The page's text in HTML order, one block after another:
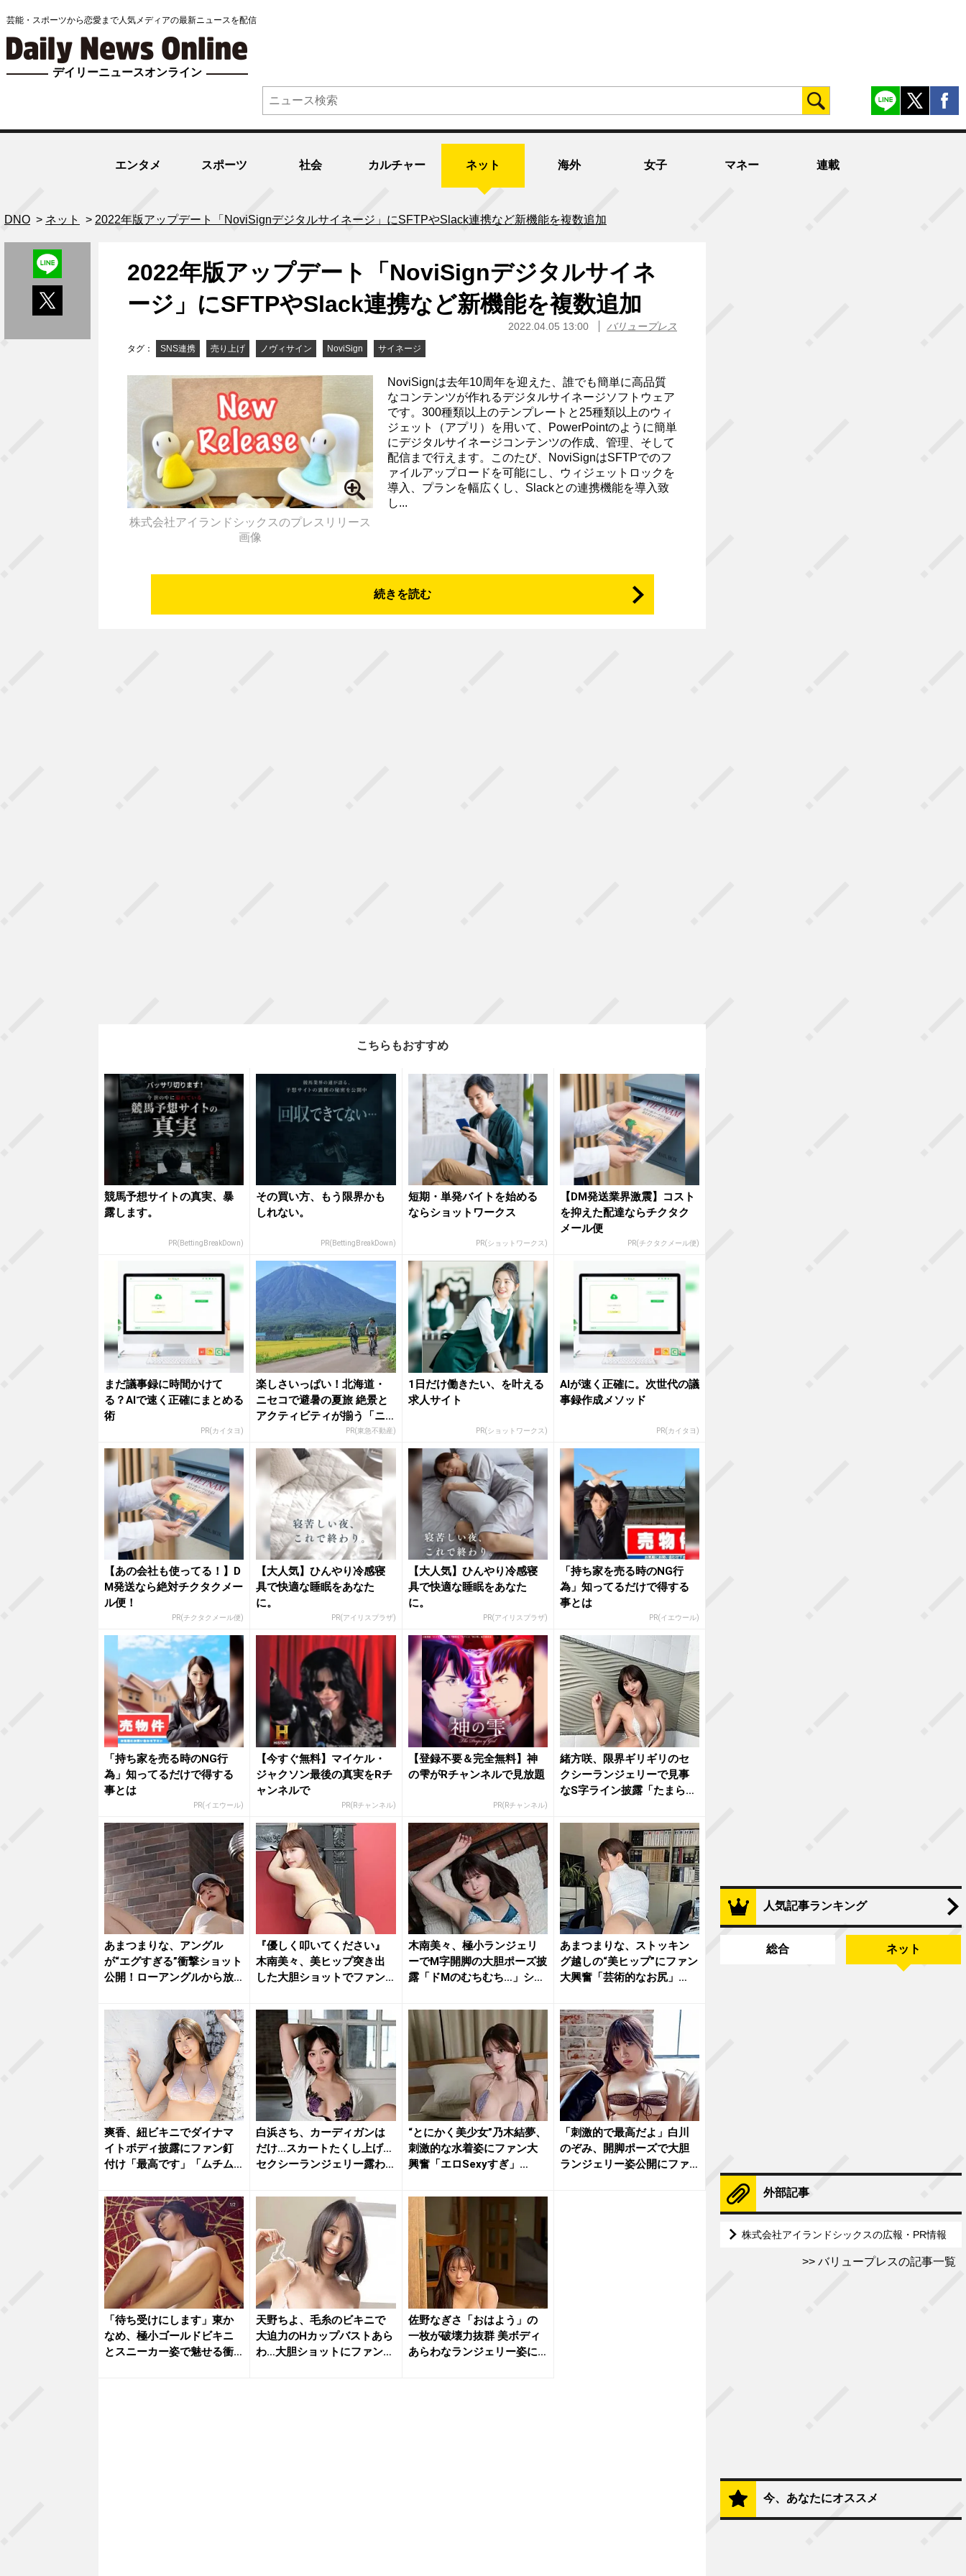
芸能・スポーツから恋愛まで人気メディアの最新ニュースを配信
デイリーニュースオンライン
エンタメ スポーツ 社会 カルチャー ネット 海外 女子 マネー 連載
DNO > ネット > 2022年版アップデート「NoviSignデジタルサイネージ」にSFTPやSlack連携など新機能を複数追加
2022年版アップデート「NoviSignデジタルサイネ
ージ」にSFTPやSlack連携など新機能を複数追加
2022.04.05 13:00 バリュープレス
タグ： SNS連携 売り上げ ノヴィサイン NoviSign サイネージ
株式会社アイランドシックスのプレスリリース
画像
NoviSignは去年10周年を迎えた、誰でも簡単に高品質
なコンテンツが作れるデジタルサイネージソフトウェア
です。300種類以上のテンプレートと25種類以上のウィ
ジェット（アプリ）を用いて、PowerPointのように簡単
にデジタルサイネージコンテンツの作成、管理、そして
配信まで行えます。このたび、NoviSignはSFTPでのフ
ァイルアップロードを可能にし、ウィジェットロックを
導入、プランを幅広くし、Slackとの連携機能を導入致
し...
続きを読む
こちらもおすすめ
競馬予想サイトの真実、暴
露します。
PR(BettingBreakDown)
その買い方、もう限界かも
しれない。
PR(BettingBreakDown)
短期・単発バイトを始める
ならショットワークス
PR(ショットワークス)
【DM発送業界激震】コスト
を抑えた配達ならチクタク
メール便
PR(チクタクメール便)
まだ議事録に時間かけて
る？AIで速く正確にまとめる
術
PR(カイタヨ)
楽しさいっぱい！北海道・
ニセコで避暑の夏旅 絶景と
アクティビティが揃う「ニ
PR(東急不動産)
1日だけ働きたい、を叶える
求人サイト
PR(ショットワークス)
AIが速く正確に。次世代の議
事録作成メソッド
PR(カイタヨ)
【あの会社も使ってる！】D
M発送なら絶対チクタクメー
ル便！
PR(チクタクメール便)
【大人気】ひんやり冷感寝
具で快適な睡眠をあなた
に。
PR(アイリスプラザ)
【大人気】ひんやり冷感寝
具で快適な睡眠をあなた
に。
PR(アイリスプラザ)
「持ち家を売る時のNG行
為」知ってるだけで得する
事とは
PR(イエウール)
「持ち家を売る時のNG行
為」知ってるだけで得する
事とは
PR(イエウール)
【今すぐ無料】マイケル・
ジャクソン最後の真実をRチ
ャンネルで
PR(Rチャンネル)
【登録不要＆完全無料】神
の雫がRチャンネルで見放題
PR(Rチャンネル)
緒方咲、限界ギリギリのセ
クシーランジェリーで見事
なS字ライン披露「たまらな
あまつまりな、アングル
が“エグすぎる”衝撃ショット
公開！ローアングルから放
『優しく叩いてください』
木南美々、美ヒップ突き出
した大胆ショットでファン
木南美々、極小ランジェリ
ーでM字開脚の大胆ポーズ披
露「ドMのむちむち…」ショ
あまつまりな、ストッキン
グ越しの“美ヒップ”にファン
大興奮「芸術的なお尻」
爽香、紐ビキニでダイナマ
イトボディ披露にファン釘
付け「最高です」「ムチム
白浜さち、カーディガンは
だけ…スカートたくし上げ…
セクシーランジェリー露わ
“とにかく美少女”乃木結夢、
刺激的な水着姿にファン大
興奮「エロSexyすぎ」
「刺激的で最高だよ」白川
のぞみ、開脚ポーズで大胆
ランジェリー姿公開にファ
「待ち受けにします」東か
なめ、極小ゴールドビキニ
とスニーカー姿で魅せる衝
天野ちよ、毛糸のビキニで
大迫力のHカップバストあら
わ…大胆ショットにファン大
佐野なぎさ「おはよう」の
一枚が破壊力抜群 美ボディ
あらわなランジェリー姿に
人気記事ランキング
総合 ネット
外部記事
株式会社アイランドシックスの広報・PR情報
バリュープレスの記事一覧
今、あなたにオススメ